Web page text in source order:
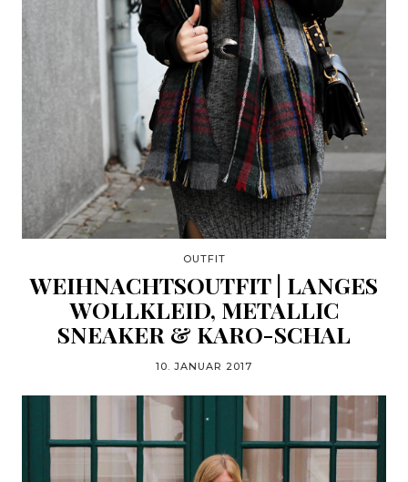
OUTFIT
WEIHNACHTSOUTFIT | LANGES
WOLLKLEID, METALLIC
SNEAKER & KARO-SCHAL
10. JANUAR 2017